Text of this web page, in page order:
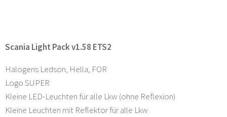
Scania Light Pack v1.58 ETS2
Halogens Ledson, Hella, FOR
Logo SUPER
Kleine LED-Leuchten für alle Lkw (ohne Reflexion)
Kleine Leuchten mit Reflektor für alle Lkw